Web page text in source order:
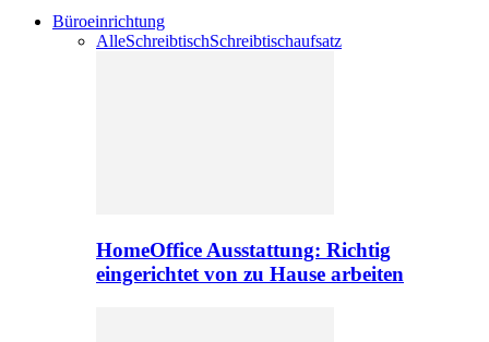
Büroeinrichtung
AlleSchreibtischSchreibtischaufsatz
HomeOffice Ausstattung: Richtig
eingerichtet von zu Hause arbeiten